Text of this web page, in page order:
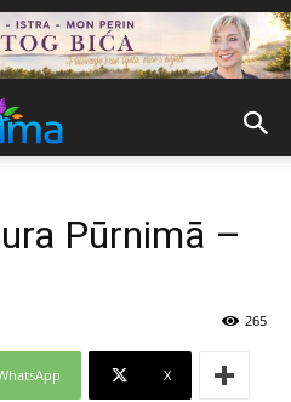
Pūrnimā –
265
X